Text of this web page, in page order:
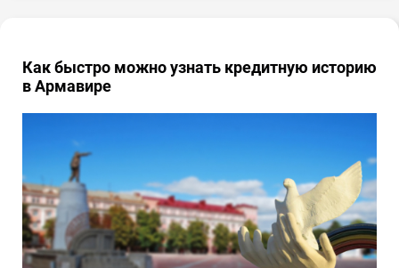
Как быстро можно узнать кредитную историю
в Армавире